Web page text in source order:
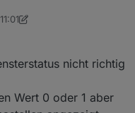
nicht richtig
Wert 0 oder 1 aber